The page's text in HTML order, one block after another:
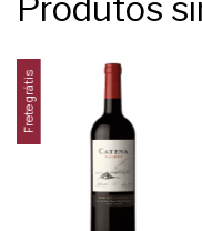
Produtos
Frete grátis